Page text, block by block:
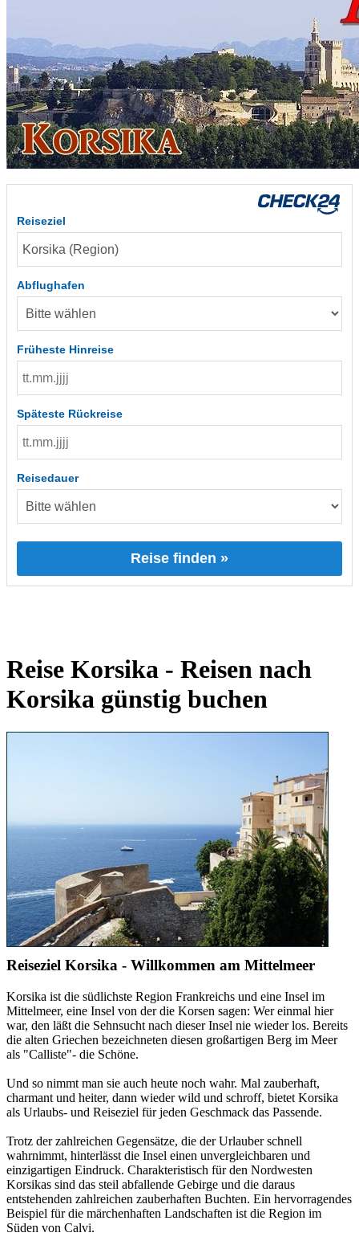
Reiseziel
Abflughafen
Früheste Hinreise
Späteste Rückreise
Reisedauer
Reise finden »
Reise Korsika - Reisen nach
Korsika günstig buchen
Reiseziel Korsika - Willkommen am Mittelmeer
Korsika ist die südlichste Region Frankreichs und eine Insel im
Mittelmeer, eine Insel von der die Korsen sagen: Wer einmal hier
war, den läßt die Sehnsucht nach dieser Insel nie wieder los. Bereits
die alten Griechen bezeichneten diesen großartigen Berg im Meer
als "Calliste"- die Schöne.
Und so nimmt man sie auch heute noch wahr. Mal zauberhaft,
charmant und heiter, dann wieder wild und schroff, bietet Korsika
als Urlaubs- und Reiseziel für jeden Geschmack das Passende.
Trotz der zahlreichen Gegensätze, die der Urlauber schnell
wahrnimmt, hinterlässt die Insel einen unvergleichbaren und
einzigartigen Eindruck. Charakteristisch für den Nordwesten
Korsikas sind das steil abfallende Gebirge und die daraus
entstehenden zahlreichen zauberhaften Buchten. Ein hervorragendes
Beispiel für die märchenhaften Landschaften ist die Region im
Süden von Calvi.